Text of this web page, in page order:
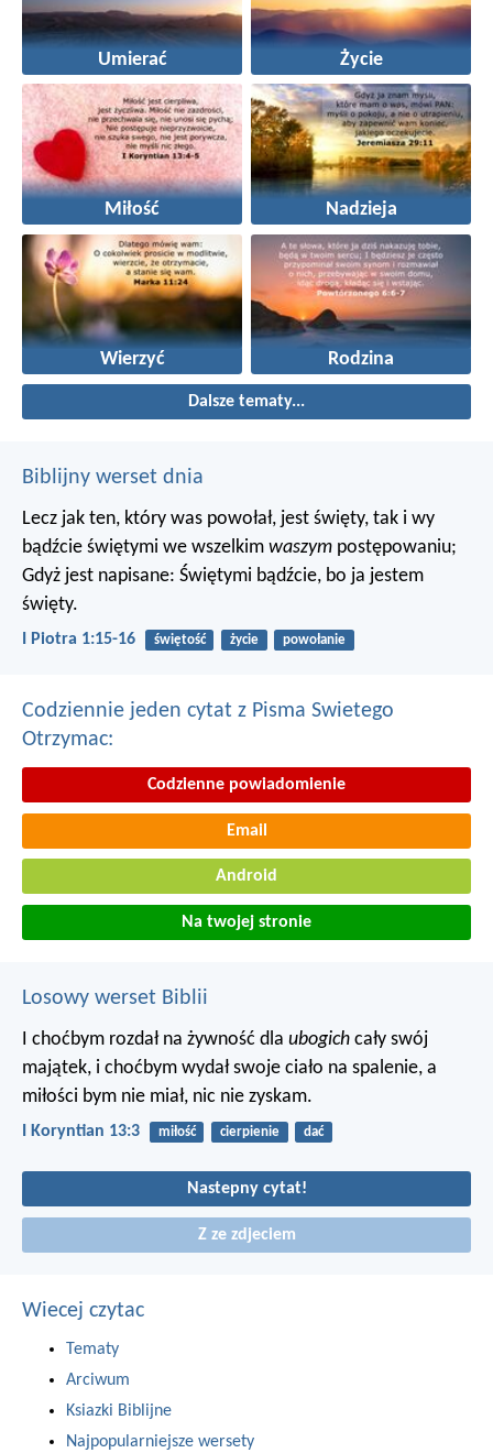
Umierać Życie
Miłość Nadzieja
Wierzyć Rodzina
Dalsze tematy...
Biblijny werset dnia
Lecz jak ten, który was powołał, jest święty, tak i wy
bądźcie świętymi we wszelkim waszym postępowaniu;
Gdyż jest napisane: Świętymi bądźcie, bo ja jestem
święty.
I Piotra 1:15-16 świętość życie powołanie
Codziennie jeden cytat z Pisma Swietego
Otrzymac:
Codzienne powiadomienie
Email
Android
Na twojej stronie
Losowy werset Biblii
I choćbym rozdał na żywność dla ubogich cały swój
majątek, i choćbym wydał swoje ciało na spalenie, a
miłości bym nie miał, nic nie zyskam.
I Koryntian 13:3 miłość cierpienie dać
Nastepny cytat!
Z ze zdjeciem
Wiecej czytac
Tematy
Arciwum
Ksiazki Biblijne
Najpopularniejsze wersety